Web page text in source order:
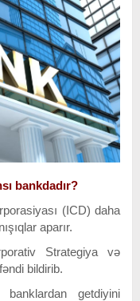
bankdadır?
(ICD) daha
aparır.
Strategiya və
bildirib.
getdiyini